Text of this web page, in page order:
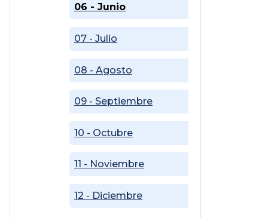
06 - Junio
07 - Julio
08 - Agosto
09 - Septiembre
10 - Octubre
11 - Noviembre
12 - Diciembre